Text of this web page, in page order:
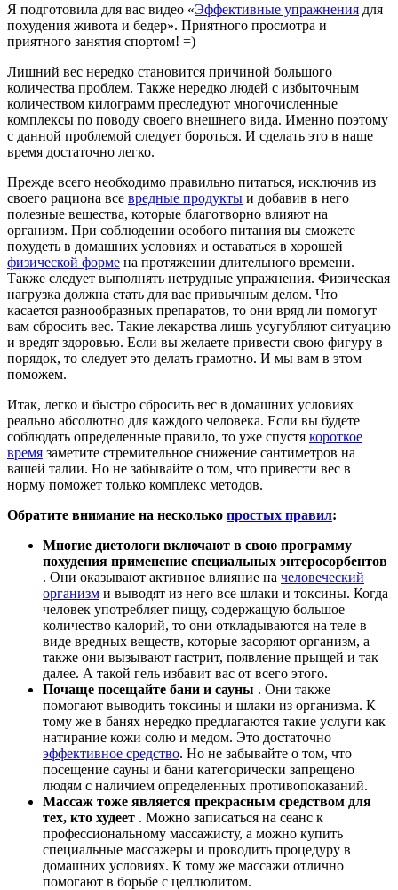
Я подготовила для вас видео «Эффективные упражнения для
похудения живота и бедер». Приятного просмотра и
приятного занятия спортом! =)
Лишний вес нередко становится причиной большого
количества проблем. Также нередко людей с избыточным
количеством килограмм преследуют многочисленные
комплексы по поводу своего внешнего вида. Именно поэтому
с данной проблемой следует бороться. И сделать это в наше
время достаточно легко.
Прежде всего необходимо правильно питаться, исключив из
своего рациона все вредные продукты и добавив в него
полезные вещества, которые благотворно влияют на
организм. При соблюдении особого питания вы сможете
похудеть в домашних условиях и оставаться в хорошей
физической форме на протяжении длительного времени.
Также следует выполнять нетрудные упражнения. Физическая
нагрузка должна стать для вас привычным делом. Что
касается разнообразных препаратов, то они вряд ли помогут
вам сбросить вес. Такие лекарства лишь усугубляют ситуацию
и вредят здоровью. Если вы желаете привести свою фигуру в
порядок, то следует это делать грамотно. И мы вам в этом
поможем.
Итак, легко и быстро сбросить вес в домашних условиях
реально абсолютно для каждого человека. Если вы будете
соблюдать определенные правило, то уже спустя короткое
время заметите стремительное снижение сантиметров на
вашей талии. Но не забывайте о том, что привести вес в
норму поможет только комплекс методов.
Обратите внимание на несколько простых правил:
Многие диетологи включают в свою программу
похудения применение специальных энтеросорбентов
. Они оказывают активное влияние на человеческий
организм и выводят из него все шлаки и токсины. Когда
человек употребляет пищу, содержащую большое
количество калорий, то они откладываются на теле в
виде вредных веществ, которые засоряют организм, а
также они вызывают гастрит, появление прыщей и так
далее. А такой гель избавит вас от всего этого.
Почаще посещайте бани и сауны . Они также
помогают выводить токсины и шлаки из организма. К
тому же в банях нередко предлагаются такие услуги как
натирание кожи солю и медом. Это достаточно
эффективное средство. Но не забывайте о том, что
посещение сауны и бани категорически запрещено
людям с наличием определенных противопоказаний.
Массаж тоже является прекрасным средством для
тех, кто худеет . Можно записаться на сеанс к
профессиональному массажисту, а можно купить
специальные массажеры и проводить процедуру в
домашних условиях. К тому же массажи отлично
помогают в борьбе с целлюлитом.